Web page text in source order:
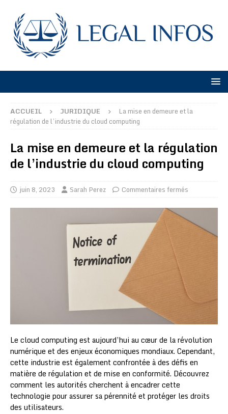
ACCUEIL JURIDIQUE
La mise en demeure et la
régulation de l’industrie du cloud computing
La mise en demeure et la régulation
de l’industrie du cloud computing
juin 8, 2023 Sarah Perez Commentaires fermés
Le cloud computing est aujourd’hui au cœur de la révolution
numérique et des enjeux économiques mondiaux. Cependant,
cette industrie est également confrontée à des défis en
matière de régulation et de mise en conformité. Découvrez
comment les autorités cherchent à encadrer cette
technologie pour assurer sa pérennité et protéger les droits
des utilisateurs.